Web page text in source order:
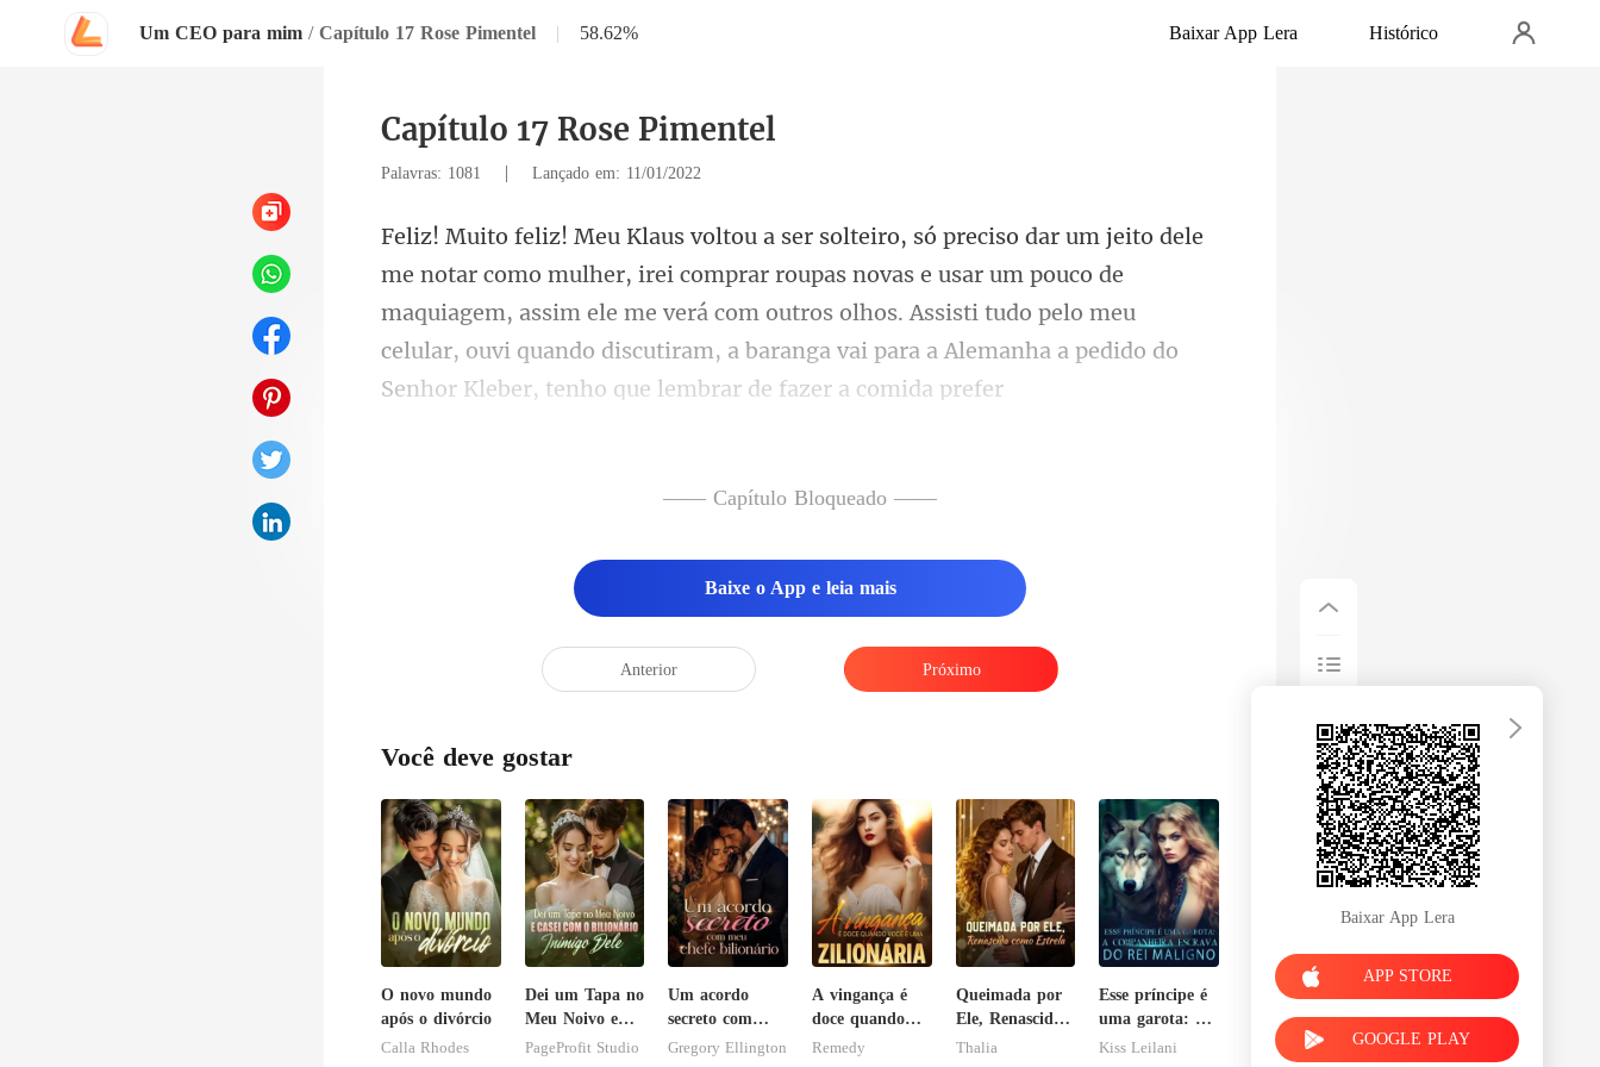
Um CEO para mim / Capítulo 17 Rose Pimentel | 58.62% Baixar App Lera Histórico
Capítulo 17 Rose Pimentel
Palavras: 1081 | Lançado em: 11/01/2022
roupas novas e usar um pouco de
maquiagem, assim ele me verá com outros olhos. Assisti tudo pelo meu
celular, ouvi
—— Capítulo Bloqueado ——
Baixe o App e leia mais
Anterior Próximo
Você deve gostar
O novo mundo
após o divórcio
Calla Rhodes
Dei um Tapa no
Meu Noivo e
Casei com o
PageProfit Studio
Um acordo
secreto com
meu chefe
Gregory Ellington
A vingança é
doce quando
você é uma
Remedy
Queimada por
Ele, Renascida
como Estrela
Thalia
Esse príncipe é
uma garota: A
companheira
Kiss Leilani
Baixar App Lera
APP STORE
GOOGLE PLAY